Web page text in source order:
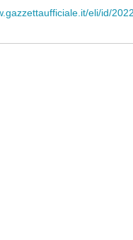
eli/id/